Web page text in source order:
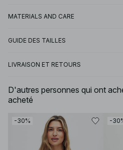
MATERIALS AND CARE
GUIDE DES TAILLES
LIVRAISON ET RETOURS
D'autres personnes qui ont
acheté
-30% -